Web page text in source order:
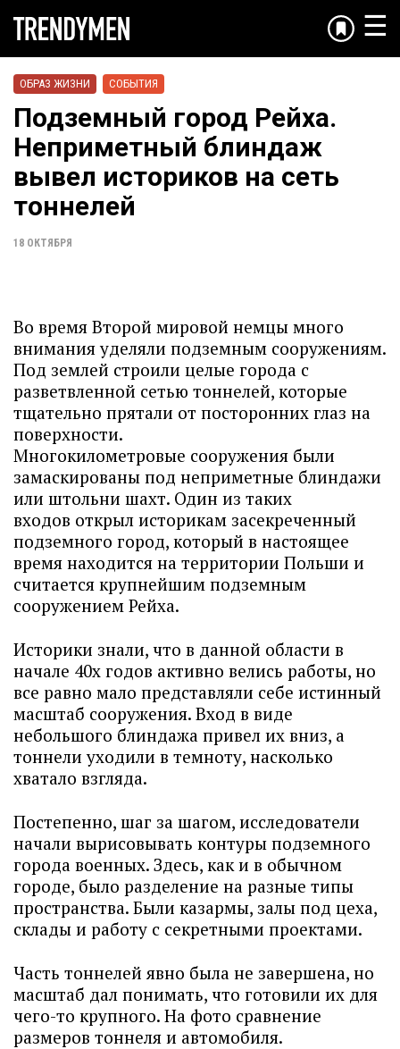
☰
ОБРАЗ ЖИЗНИ СОБЫТИЯ
Подземный город Рейха.
Неприметный блиндаж
вывел историков на сеть
тоннелей
18 ОКТЯБРЯ
Во время Второй мировой немцы много
внимания уделяли подземным сооружениям.
Под землей строили целые города с
разветвленной сетью тоннелей, которые
тщательно прятали от посторонних глаз на
поверхности.
Многокилометровые сооружения были
замаскированы под неприметные блиндажи
или штольни шахт. Один из таких
входов открыл историкам засекреченный
подземного город, который в настоящее
время находится на территории Польши и
считается крупнейшим подземным
сооружением Рейха.
Историки знали, что в данной области в
начале 40х годов активно велись работы, но
все равно мало представляли себе истинный
масштаб сооружения. Вход в виде
небольшого блиндажа привел их вниз, а
тоннели уходили в темноту, насколько
хватало взгляда.
Постепенно, шаг за шагом, исследователи
начали вырисовывать контуры подземного
города военных. Здесь, как и в обычном
городе, было разделение на разные типы
пространства. Были казармы, залы под цеха,
склады и работу с секретными проектами.
Часть тоннелей явно была не завершена, но
масштаб дал понимать, что готовили их для
чего-то крупного. На фото сравнение
размеров тоннеля и автомобиля.